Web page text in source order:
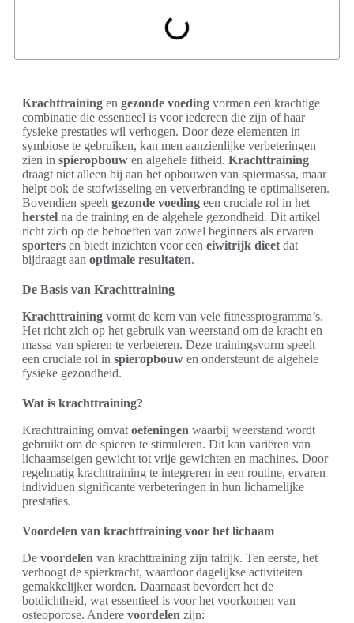
Krachttraining en gezonde voeding vormen een krachtige
combinatie die essentieel is voor iedereen die zijn of haar
fysieke prestaties wil verhogen. Door deze elementen in
symbiose te gebruiken, kan men aanzienlijke verbeteringen
zien in spieropbouw en algehele fitheid. Krachttraining
draagt niet alleen bij aan het opbouwen van spiermassa, maar
helpt ook de stofwisseling en vetverbranding te optimaliseren.
Bovendien speelt gezonde voeding een cruciale rol in het
herstel na de training en de algehele gezondheid. Dit artikel
richt zich op de behoeften van zowel beginners als ervaren
sporters en biedt inzichten voor een eiwitrijk dieet dat
bijdraagt aan optimale resultaten.
De Basis van Krachttraining
Krachttraining vormt de kern van vele fitnessprogramma’s.
Het richt zich op het gebruik van weerstand om de kracht en
massa van spieren te verbeteren. Deze trainingsvorm speelt
een cruciale rol in spieropbouw en ondersteunt de algehele
fysieke gezondheid.
Wat is krachttraining?
Krachttraining omvat oefeningen waarbij weerstand wordt
gebruikt om de spieren te stimuleren. Dit kan variëren van
lichaamseigen gewicht tot vrije gewichten en machines. Door
regelmatig krachttraining te integreren in een routine, ervaren
individuen significante verbeteringen in hun lichamelijke
prestaties.
Voordelen van krachttraining voor het lichaam
De voordelen van krachttraining zijn talrijk. Ten eerste, het
verhoogt de spierkracht, waardoor dagelijkse activiteiten
gemakkelijker worden. Daarnaast bevordert het de
botdichtheid, wat essentieel is voor het voorkomen van
osteoporose. Andere voordelen zijn: